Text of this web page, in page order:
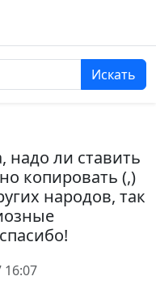
Искать
надо ли ставить
копировать (,)
народов, так
16:07